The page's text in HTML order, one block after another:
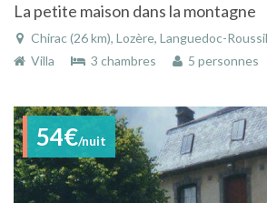
La petite maison dans la montagne
Chirac (26 km), Lozère, Languedoc-
Villa
3 chambres 5 personnes
54€/nuit